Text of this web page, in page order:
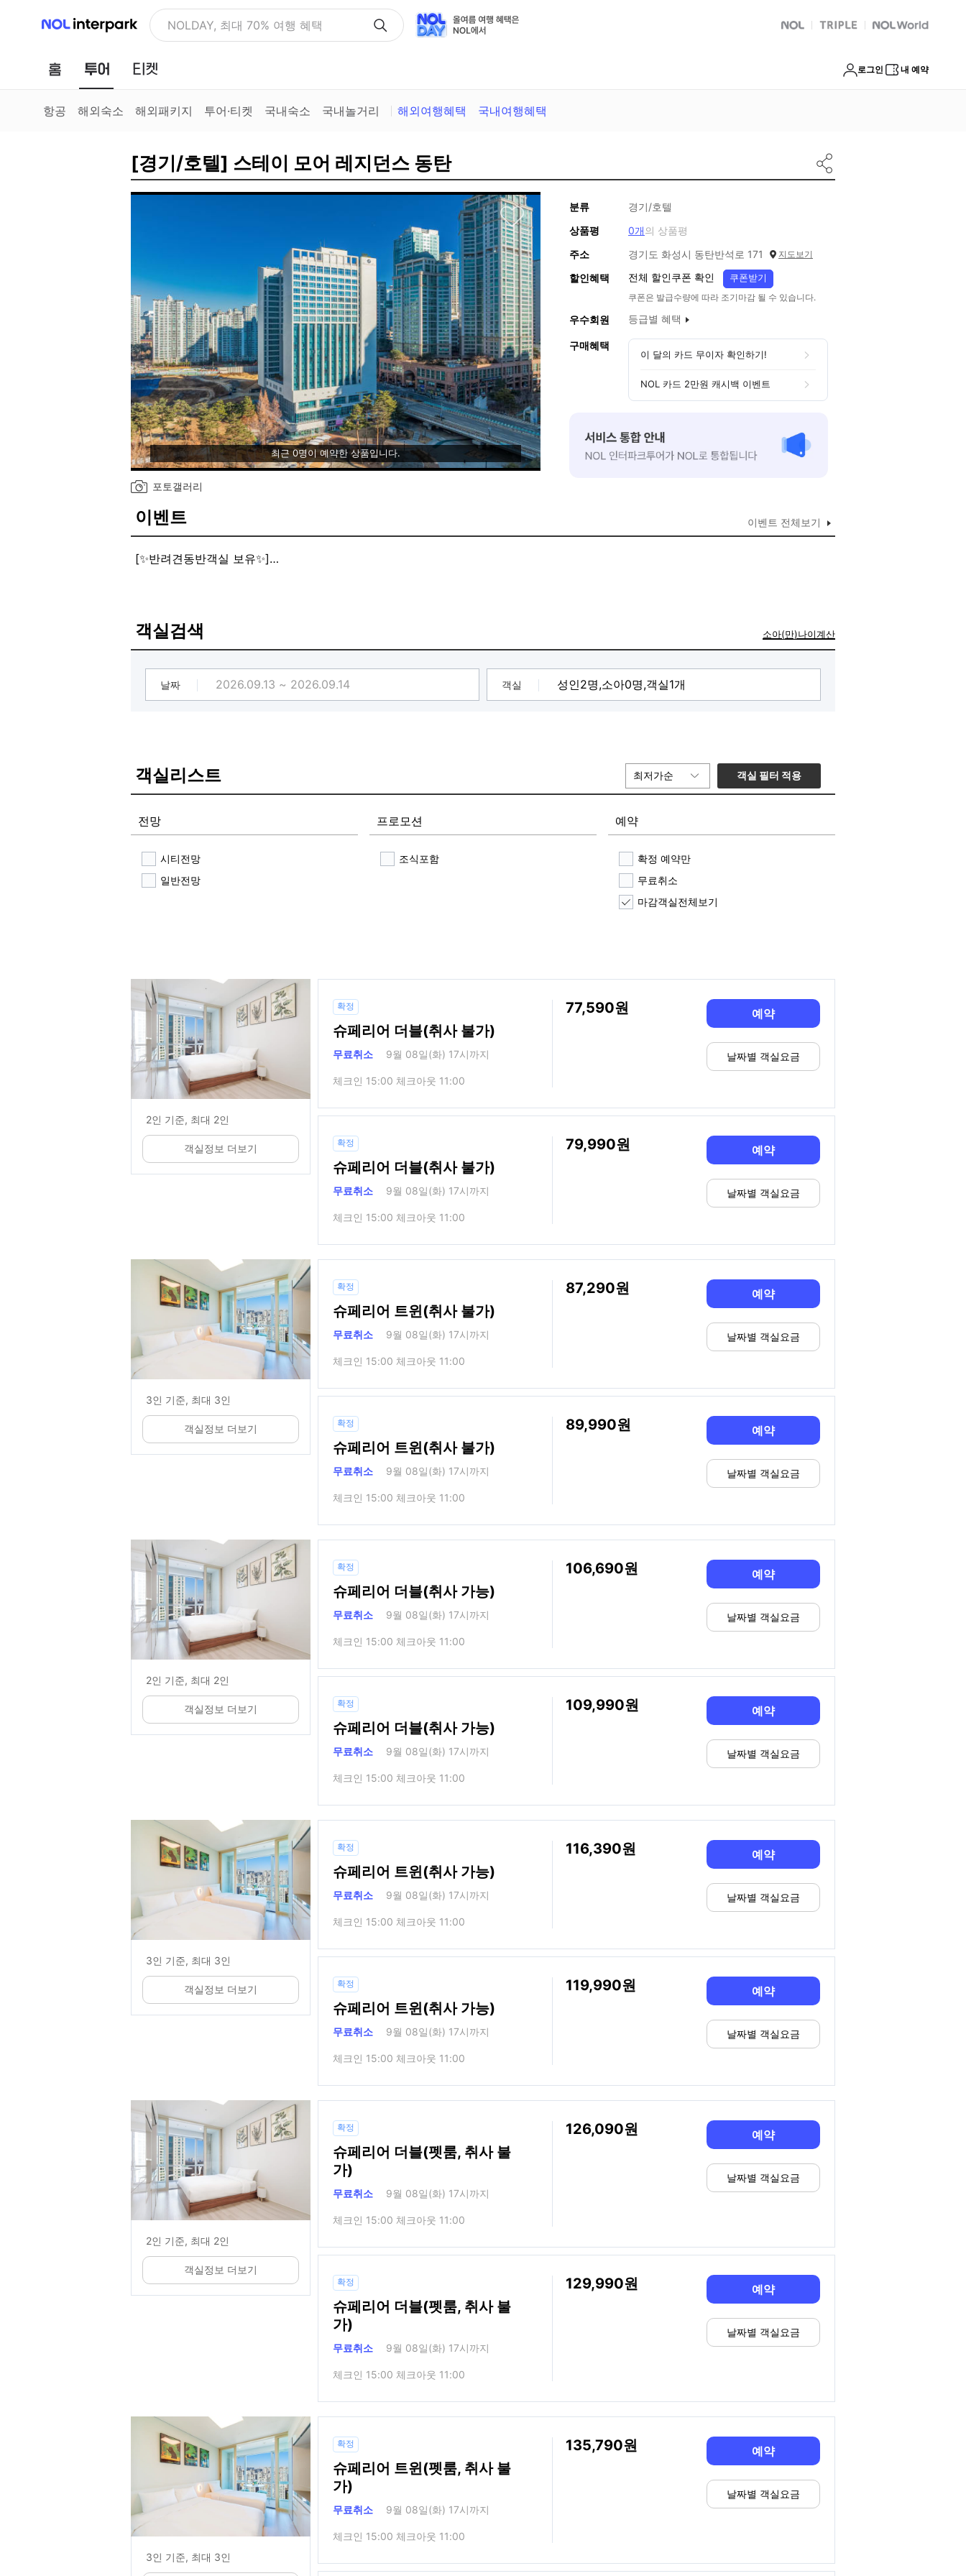
NOL 인터파크 NOLDAY, 최대 70% 여행 혜택 NOL 트리플 Global Interpark
홈 투어 로그인 내 예약
항공 해외숙소 해외패키지 투어·티켓 국내숙소 국내놀거리 해외여행혜택 국내여행혜택
[경기/호텔] 스테이 모어 레지던스 동탄
최근 0명이 예약한 상품입니다.
포토갤러리
분류
경기/호텔
상품평
0개의 상품평
주소
경기도 화성시 동탄반석로 171 지도보기
할인혜택 전체 할인쿠폰 확인 쿠폰받기
쿠폰은 발급수량에 따라 조기마감 될 수 있습니다.
우수회원 등급별 혜택
구매혜택
이 달의 카드 무이자 확인하기!
NOL 카드 2만원 캐시백 이벤트
이벤트 이벤트 전체보기
[✨반려견동반객실 보유✨]
객실검색 소아(만)나이계산
날짜 객실
객실리스트 최저가순 객실 필터 적용
전망
시티전망
일반전망
프로모션
조식포함
예약
확정 예약만
무료취소
마감객실전체보기
2인 기준, 최대 2인
객실정보 더보기
확정
슈페리어 더블(취사 불가)
무료취소 9월 08일(화) 17시까지
체크인 15:00 체크아웃 11:00
77,590 예약
날짜별 객실요금
확정
슈페리어 더블(취사 불가)
무료취소 9월 08일(화) 17시까지
체크인 15:00 체크아웃 11:00
79,990 예약
날짜별 객실요금
3인 기준, 최대 3인
객실정보 더보기
확정
슈페리어 트윈(취사 불가)
무료취소 9월 08일(화) 17시까지
체크인 15:00 체크아웃 11:00
87,290 예약
날짜별 객실요금
확정
슈페리어 트윈(취사 불가)
무료취소 9월 08일(화) 17시까지
체크인 15:00 체크아웃 11:00
89,990 예약
날짜별 객실요금
2인 기준, 최대 2인
객실정보 더보기
확정
슈페리어 더블(취사 가능)
무료취소 9월 08일(화) 17시까지
체크인 15:00 체크아웃 11:00
106,690 예약
날짜별 객실요금
확정
슈페리어 더블(취사 가능)
무료취소 9월 08일(화) 17시까지
체크인 15:00 체크아웃 11:00
109,990 예약
날짜별 객실요금
3인 기준, 최대 3인
객실정보 더보기
확정
슈페리어 트윈(취사 가능)
무료취소 9월 08일(화) 17시까지
체크인 15:00 체크아웃 11:00
116,390 예약
날짜별 객실요금
확정
슈페리어 트윈(취사 가능)
무료취소 9월 08일(화) 17시까지
체크인 15:00 체크아웃 11:00
119,990 예약
날짜별 객실요금
2인 기준, 최대 2인
객실정보 더보기
확정
슈페리어 더블(펫룸, 취사 불
가)
무료취소 9월 08일(화) 17시까지
체크인 15:00 체크아웃 11:00
126,090 예약
날짜별 객실요금
확정
슈페리어 더블(펫룸, 취사 불
가)
무료취소 9월 08일(화) 17시까지
체크인 15:00 체크아웃 11:00
129,990 예약
날짜별 객실요금
3인 기준, 최대 3인
확정
슈페리어 트윈(펫룸, 취사 불
가)
무료취소 9월 08일(화) 17시까지
체크인 15:00 체크아웃 11:00
135,790 예약
날짜별 객실요금